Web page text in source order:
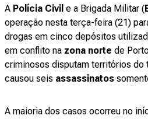
A Polícia Civil e a Brigada Militar (
operação nesta terça-feira (21)
drogas em cinco depósitos
em conflito na zona norte de
criminosos disputam territórios do
causou seis assassinatos
A maioria dos casos ocorreu no